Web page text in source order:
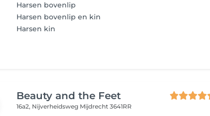
Harsen bovenlip
Harsen bovenlip en kin
Harsen kin
Beauty and the Feet
16a2, Nijverheidsweg Mijdrecht 3641RR